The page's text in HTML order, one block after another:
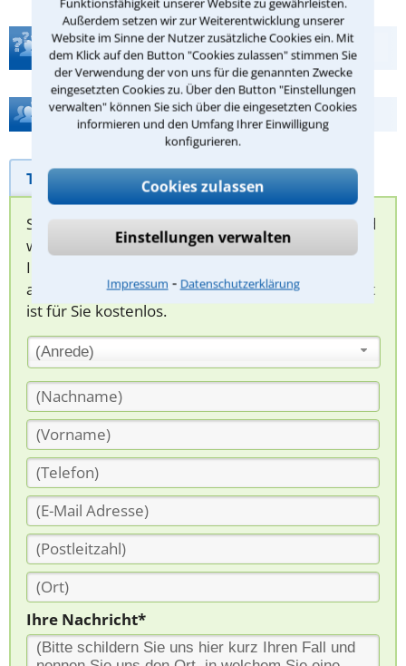
Außerdem setzen wir zur Weiterentwicklung unserer
Website im Sinne der Nutzer zusätzliche Cookies ein. Mit
dem Klick auf den Button "Cookies zulassen" stimmen Sie
der Verwendung der von uns für die genannten Zwecke
eingesetzten Cookies zu. Über den Button "Einstellungen
verwalten" können Sie sich über die eingesetzten Cookies
informieren und den Umfang Ihrer Einwilligung
konfigurieren.
Cookies zulassen
Einstellungen verwalten
Impressum ⁃ Datenschutzerklärung
Teste Dein Rechtswissen
Hilfe bei Ihrer Anwaltsuche?
Telefonhilfe Beratungsanfrage
Sie können hier Ihren Fall schildern. Anschließend
werden sich spezialisierte Rechtsanwälte bei
Ihnen melden, um das weitere Vorgehen
abzuklären. Die Rückmeldung durch einen Anwalt
ist für Sie kostenlos.
(Anrede)
Ihre Nachricht*